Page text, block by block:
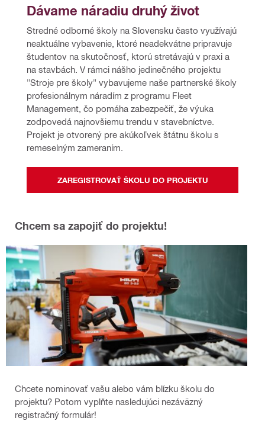
Dávame náradiu druhý život
Stredné odborné školy na Slovensku často využívajú
neaktuálne vybavenie, ktoré neadekvátne pripravuje
študentov na skutočnosť, ktorú stretávajú v praxi a
na stavbách. V rámci nášho jedinečného projektu
"Stroje pre školy" vybavujeme naše partnerské školy
profesionálnym náradím z programu Fleet
Management, čo pomáha zabezpečiť, že výuka
zodpovedá najnovšiemu trendu v stavebníctve.
Projekt je otvorený pre akúkoľvek štátnu školu s
remeselným zameraním.
ZAREGISTROVAŤ ŠKOLU DO PROJEKTU
Chcem sa zapojiť do projektu!
Chcete nominovať vašu alebo vám blízku školu do
projektu? Potom vyplňte nasledujúci nezáväzný
registračný formulár!